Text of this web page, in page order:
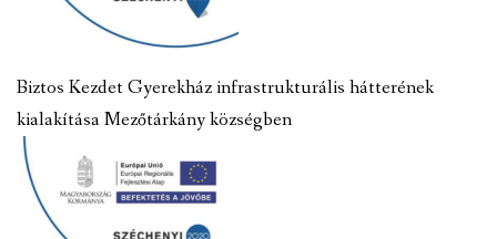
Biztos Kezdet Gyerekház infrastrukturális hátterének
kialakítása Mezőtárkány községben